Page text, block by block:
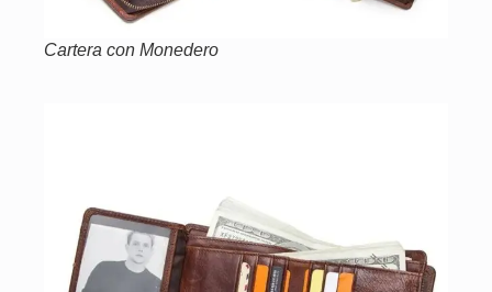
Cartera con Monedero